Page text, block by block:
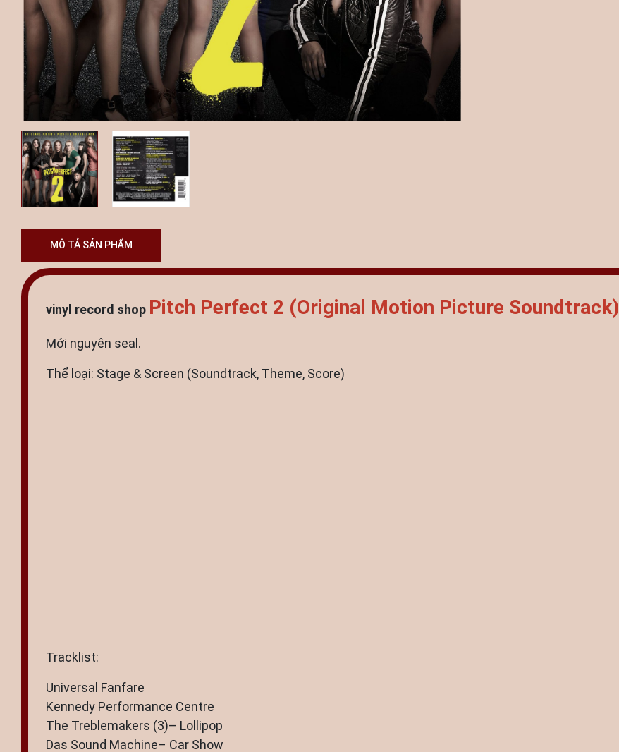
MÔ TẢ SẢN PHẨM
vinyl record shop Pitch Perfect 2 (Original Motion Picture Soundtrack)
Mới nguyên seal.
Thể loại: Stage & Screen (Soundtrack, Theme, Score)
Tracklist:
Universal Fanfare
Kennedy Performance Centre
The Treblemakers (3)– Lollipop
Das Sound Machine– Car Show